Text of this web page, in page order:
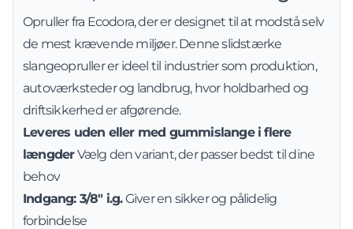
Opruller fra Ecodora, der er designet til at modstå selv
de mest krævende miljøer. Denne slidstærke
slangeopruller er ideel til industrier som produktion,
autoværksteder og landbrug, hvor holdbarhed og
driftsikkerhed er afgørende.
Leveres uden eller med gummislange i flere
længderVælg den variant, der passer bedst til dine
behov
Indgang: 3/8" i.g.Giver en sikker og pålidelig
forbindelse